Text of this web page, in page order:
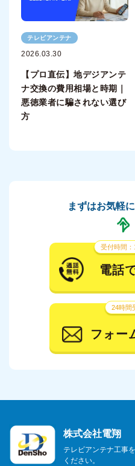
テレビアンテナ
2026.03.30
【プロ直伝】地デジアンテ
ナ交換の費用相場と時期｜
悪徳業者に騙されない選び
方
まずはお気軽
受付時間：
電話
24時間
フォー
株式会社電翔
テレビアンテナ工事
ください。